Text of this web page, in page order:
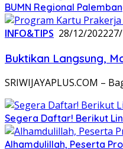
BUMN Regional
INFO&TIPS 28/12/2022
Buktikan Langsung,
SRIWIJAYAPLUS.COM –
Segera Daftar! Berikut
Alhamdulillah, Peserta